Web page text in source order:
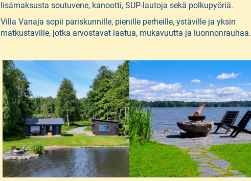
lisämaksusta soutuvene, kanootti, SUP-lautoja sekä polkupyöriä.
Villa Vanaja sopii pariskunnille, pienille perheille, ystäville ja yksin
matkustaville, jotka arvostavat laatua, mukavuutta ja luonnonrauhaa.